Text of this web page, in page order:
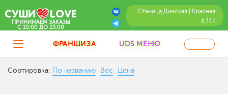
Станица Динская | Красная
д.117
ПРИНИМАЕМ ЗАКАЗЫ
C 10:00 ДО 23:00
ФРАНШИЗА UDS МЕНЮ
Сортировка: По названию Вес Цена